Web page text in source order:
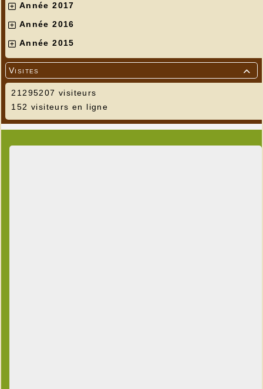
Année 2017
Année 2016
Année 2015

Visites
21295207 visiteurs
152 visiteurs en ligne